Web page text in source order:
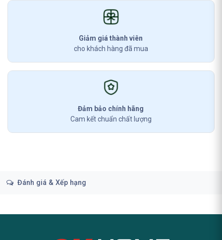
Giảm giá thành viên
cho khách hàng đã mua
Đảm bảo chính hãng
Cam kết chuẩn chất lượng
Đánh giá & Xếp hạng